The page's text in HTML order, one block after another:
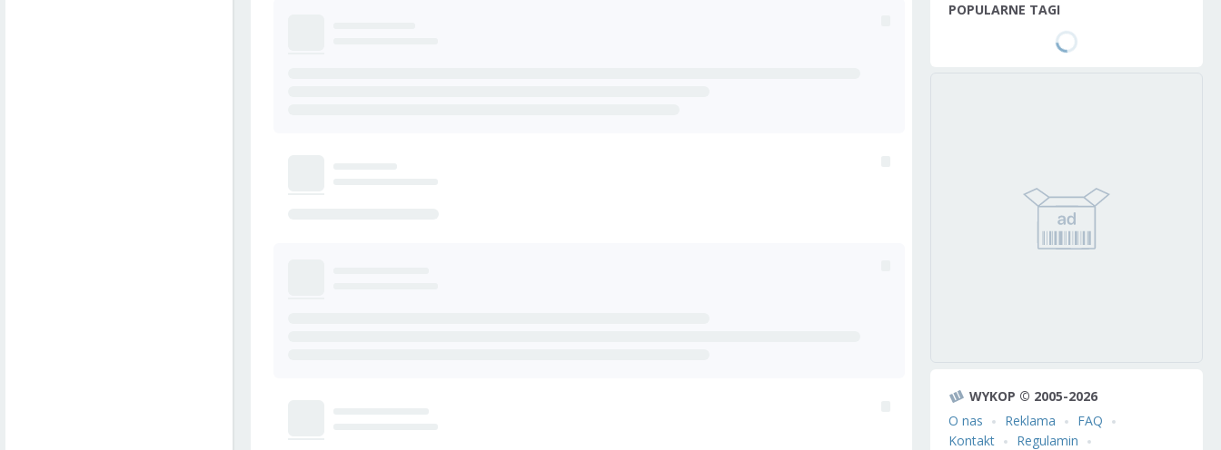
POPULARNE TAGI
WYKOP © 2005-2026
O nas
Reklama
FAQ
Kontakt
Regulamin